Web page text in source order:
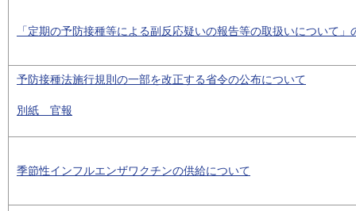
「定期の予防接種等による副反応疑いの報告等の取扱いについて
予防接種法施行規則の一部を改正する省令の公布について
別紙 官報
季節性インフルエンザワクチンの供給について